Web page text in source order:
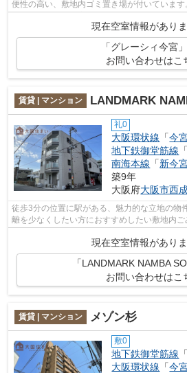
便性の高い、敷地内ゴミ置き場が付いています
いるグレーシィ今宮のご紹介です。ご...
現在空室情報がありま
「グレーシィ今宮
お問い合わせはこ
賃貸 | マンション LANDMARK
礼0
大阪環状線 「今
地下鉄御堂筋線 「
南海本線 「新今
築9年
大阪府大阪市西
徒歩3分の位置に駅がある、魅力的な立地の物
離を少なくしたい方におすすめしたい敷地内
現在空室情報がありま
「LANDMARK NAMBA
お問い合わせはこ
賃貸 | マンション メゾン杉
敷0
地下鉄御堂筋線 「
大阪環状線 「今